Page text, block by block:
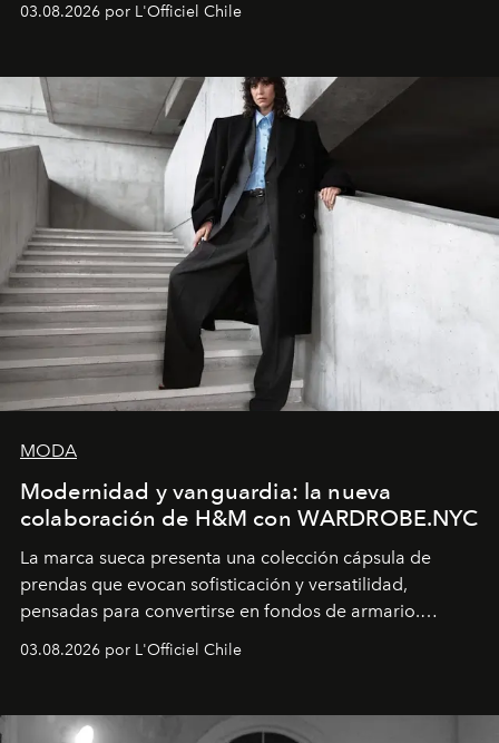
03.08.2026 por L'Officiel Chile
MODA
Modernidad y vanguardia: la nueva
colaboración de H&M con WARDROBE.NYC
La marca sueca presenta una colección cápsula de
prendas que evocan sofisticación y versatilidad,
pensadas para convertirse en fondos de armario.
03.08.2026 por L'Officiel Chile